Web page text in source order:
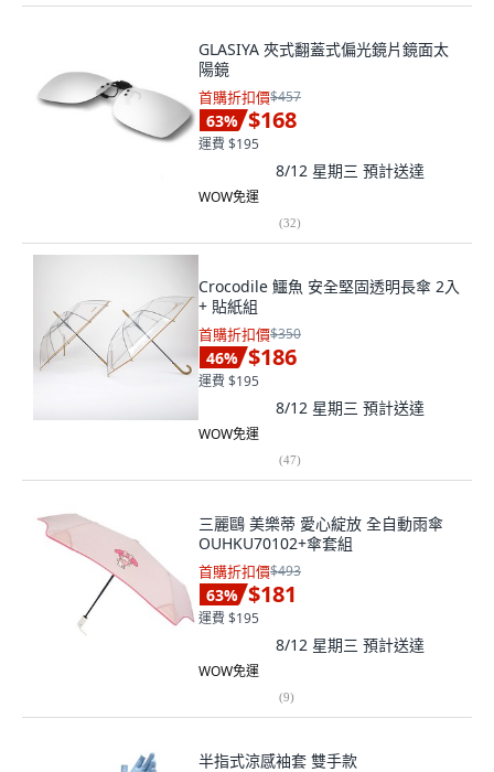
GLASIYA 夾式翻蓋式偏光鏡片鏡面太
陽鏡
首購折扣價$457
63% $168
運費 $195
8/12 星期三 預計送達
WOW免運
(32)
Crocodile 鱷魚 安全堅固透明長傘 2入
+ 貼紙組
首購折扣價$350
46% $186
運費 $195
8/12 星期三 預計送達
WOW免運
(47)
三麗鷗 美樂蒂 愛心綻放 全自動雨傘
OUHKU70102+傘套組
首購折扣價$493
63% $181
運費 $195
8/12 星期三 預計送達
WOW免運
(9)
半指式涼感袖套 雙手款